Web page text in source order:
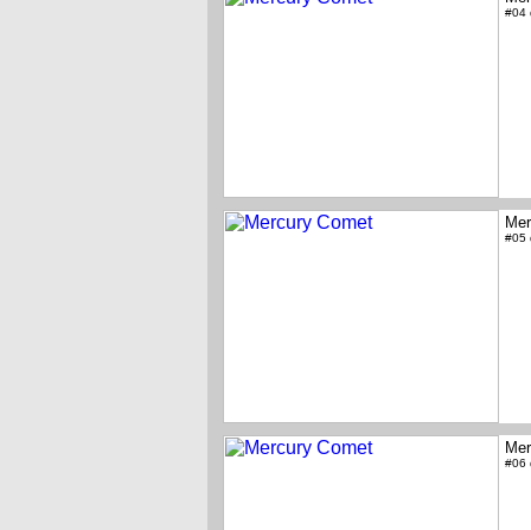
#04
#05
#06